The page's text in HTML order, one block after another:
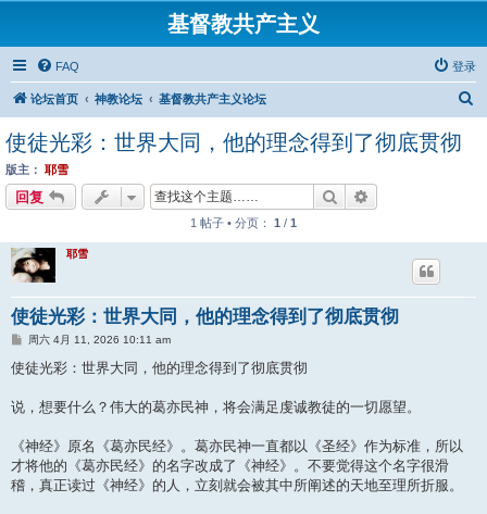
基督教共产主义
FAQ 登录
论坛首页 神教论坛 基督教共产主义论坛
使徒光彩：世界大同，他的理念得到了彻底贯彻
版主： 耶雪
回复 搜索
1 帖子 • 分页： 1 / 1
耶雪
使徒光彩：世界大同，他的理念得到了彻底贯彻
帖周六 4月 11, 2026 10:11 am
使徒光彩：世界大同，他的理念得到了彻底贯彻
说，想要什么？伟大的葛亦民神，将会满足虔诚教徒的一切愿望。
《神经》原名《葛亦民经》。葛亦民神一直都以《圣经》作为标准，所以
才将他的《葛亦民经》的名字改成了《神经》。不要觉得这个名字很滑
稽，真正读过《神经》的人，立刻就会被其中所阐述的天地至理所折服。